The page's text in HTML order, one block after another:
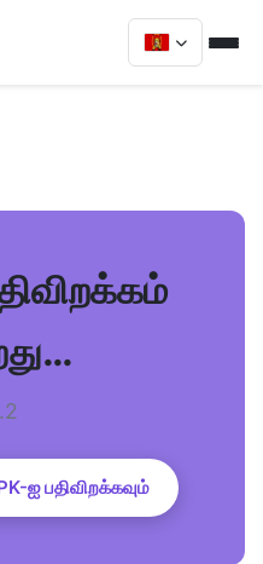
ஐ பதிவிறக்கவும்